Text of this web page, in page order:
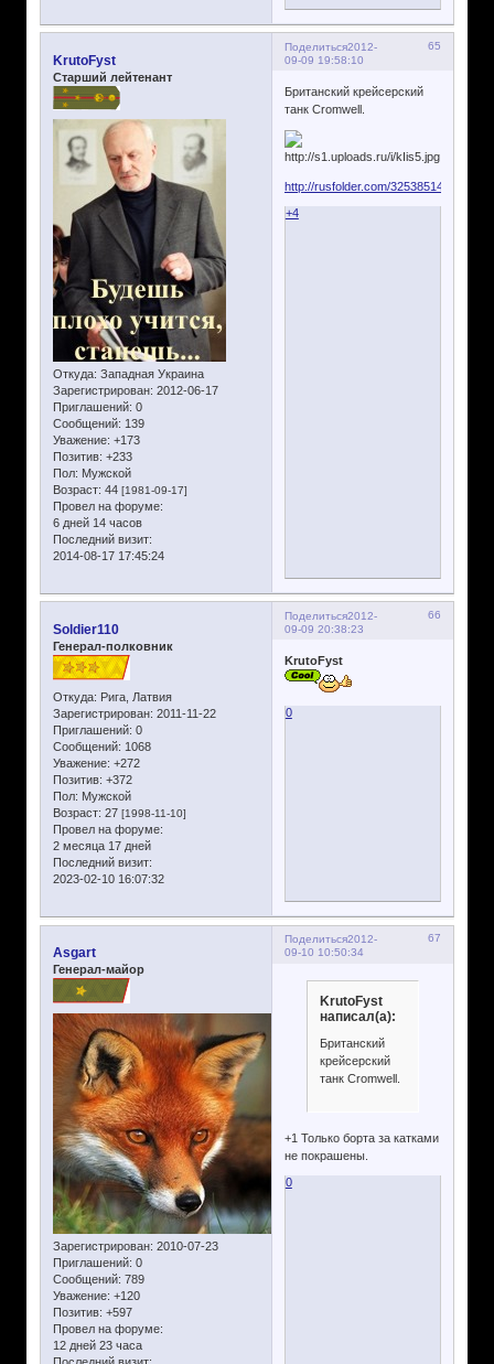
Поделиться 65
2012-
09-09 19:58:10
KrutoFyst
Старший лейтенант
Откуда: Западная Украина
Зарегистрирован: 2012-06-17
Приглашений: 0
Сообщений: 139
Уважение: +173
Позитив: +233
Пол: Мужской
Возраст: 44 [1981-09-17]
Провел на форуме:
6 дней 14 часов
Последний визит:
2014-08-17 17:45:24
Британский крейсерский
танк Cromwell.
http://rusfolder.com/32538514
+4
Поделиться 66
2012-
09-09 20:38:23
Soldier110
Генерал-полковник
Откуда: Рига, Латвия
Зарегистрирован: 2011-11-22
Приглашений: 0
Сообщений: 1068
Уважение: +272
Позитив: +372
Пол: Мужской
Возраст: 27 [1998-11-10]
Провел на форуме:
2 месяца 17 дней
Последний визит:
2023-02-10 16:07:32
KrutoFyst
0
Поделиться 67
2012-
09-10 10:50:34
Asgart
Генерал-майор
Зарегистрирован: 2010-07-23
Приглашений: 0
Сообщений: 789
Уважение: +120
Позитив: +597
Провел на форуме:
12 дней 23 часа
Последний визит:
KrutoFyst
написал(а):
Британский
крейсерский
танк Cromwell.
+1 Только борта за катками
не покрашены.
0